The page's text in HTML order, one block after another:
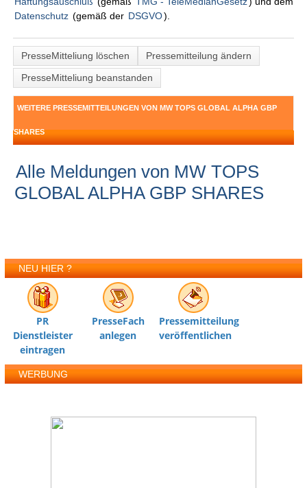
Datenschutz (gemäß der DSGVO).
PresseMitteliung löschen
Pressemitteilung ändern
PresseMitteliung beanstanden
WEITERE PRESSEMITTEILUNGEN VON MW TOPS GLOBAL ALPHA GBP
SHARES
Alle Meldungen von MW TOPS
GLOBAL ALPHA GBP SHARES
NEU HIER ?
PR
Dienstleister
eintragen
PresseFach
anlegen
Pressemitteilung
veröffentlichen
WERBUNG